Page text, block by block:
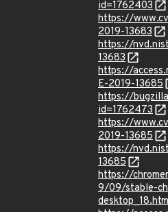
id=1762403
https://
2019-13683
https://
13683
https://
E-2019-13685
https://
id=1762473
https://
2019-13685
https://
13685
https://
9/09/stable-